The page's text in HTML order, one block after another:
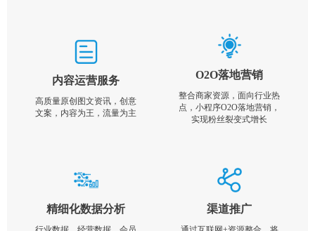
内容运营服务
高质量原创图文资讯，创意
文案，内容为王，流量为主
O2O落地营销
整合商家资源，面向行业热
点，小程序O2O落地营销，
实现粉丝裂变式增长
精细化数据分析 渠道推广